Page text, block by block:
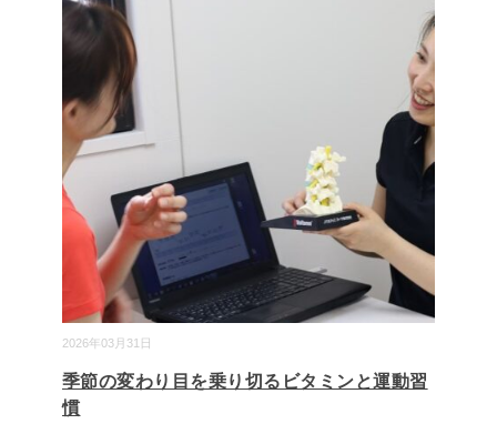
2026年03月31日
季節の変わり目を乗り切るビタミンと運動習
慣